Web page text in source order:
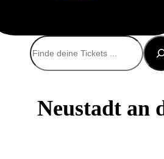
Suchen
Neustadt an